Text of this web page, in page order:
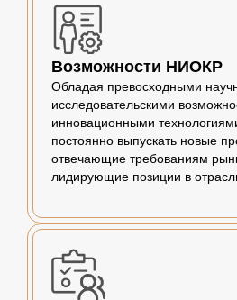
Возможности НИОКР
Обладая превосходными
исследовательскими
инновационными
постоянно выпускать новые
отвечающие требованиям
лидирующие позиции в